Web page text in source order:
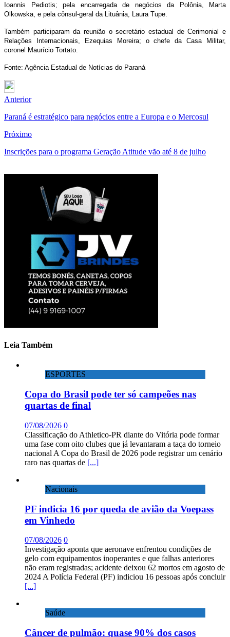
Ioannis Pediotis; pela encarregada de negócios da Polônia, Marta
Olkowska, e pela cônsul-geral da Lituânia, Laura Tupe.
Também participaram da reunião o secretário estadual de Cerimonial e
Relações Internacionais, Ezequias Moreira; o chefe da Casa Militar,
coronel Maurício Tortato.
Fonte: Agência Estadual de Notícias do Paraná
Anterior
Paraná é estratégico para negócios entre a Europa e o Mercosul
Próximo
Inscrições para o programa Geração Atitude vão até 8 de julho
Leia Também
ESPORTES
Copa do Brasil pode ter só campeões nas
quartas de final
07/08/2026 0
Classificação do Athletico-PR diante do Vitória pode formar
uma fase com oito clubes que já levantaram a taça do torneio
nacional A Copa do Brasil de 2026 pode registrar um cenário
raro nas quartas de [...]
Nacionais
PF indicia 16 por queda de avião da Voepass
em Vinhedo
07/08/2026 0
Investigação aponta que aeronave enfrentou condições de
gelo com equipamentos inoperantes e que falhas anteriores
não eram registradas; acidente deixou 62 mortos em agosto de
2024 A Polícia Federal (PF) indiciou 16 pessoas após concluir
[...]
Saúde
Câncer de pulmão: quase 90% dos casos